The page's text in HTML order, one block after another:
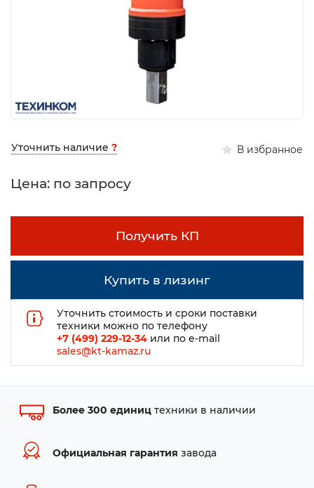
Уточнить наличие ? В избранное
Цена: по запросу
Получить КП
Купить в лизинг
Уточнить стоимость и сроки поставки
техники можно по телефону
+7 (499) 229-12-34 или по e-mail
sales@kt-kamaz.ru
Более 300 единиц техники в наличии
Официальная гарантия завода